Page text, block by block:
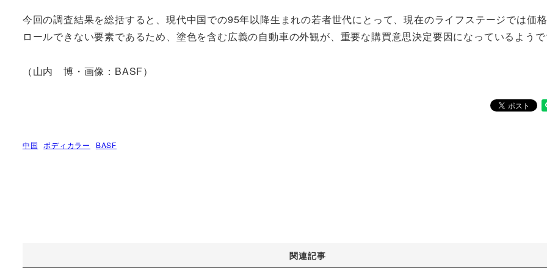
今回の調査結果を総括すると、現代中国での95年以降生まれの若者世代にとって、現在のライフステージでは価
ロールできない要素であるため、塗色を含む広義の自動車の外観が、重要な購買意思決定要因になっているようで
（山内 博・画像：BASF）
中国 ボディカラー BASF
関連記事